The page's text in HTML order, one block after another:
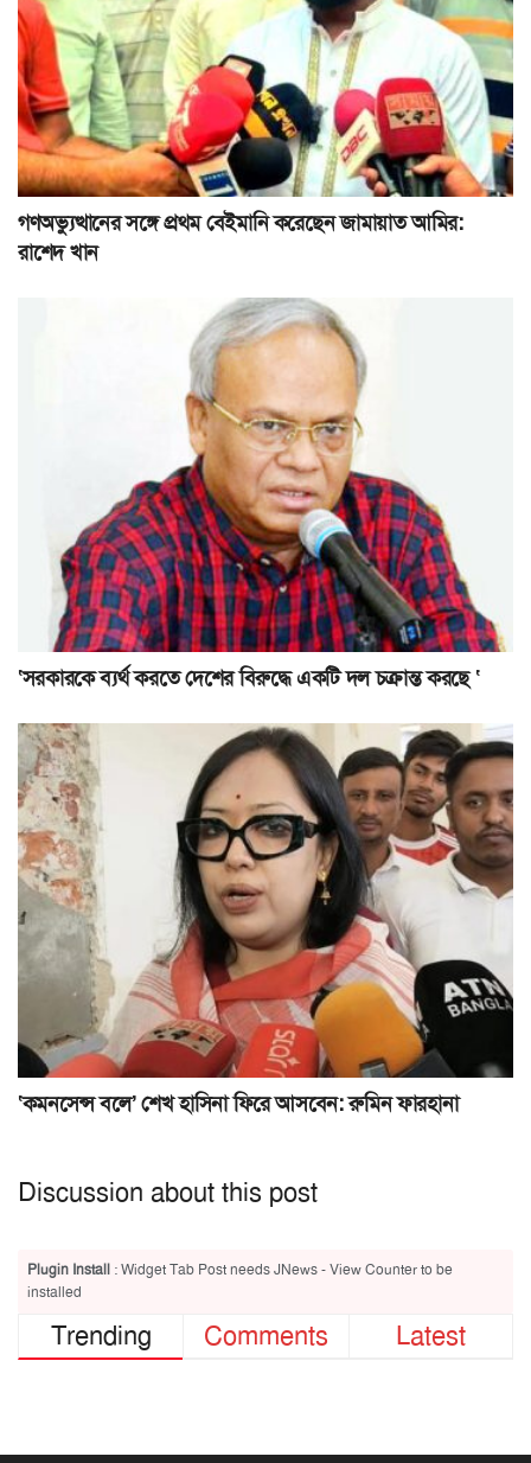
গণঅভ্যুত্থানের সঙ্গে প্রথম বেইমানি করেছেন জামায়াত আমির:
রাশেদ খান
‘সরকারকে ব্যর্থ করতে দেশের বিরুদ্ধে একটি দল চক্রান্ত করছে ‘
‘কমনসেন্স বলে’ শেখ হাসিনা ফিরে আসবেন: রুমিন ফারহানা
Discussion about this post
Plugin Install : Widget Tab Post needs JNews - View Counter to be
installed
Trending Comments Latest